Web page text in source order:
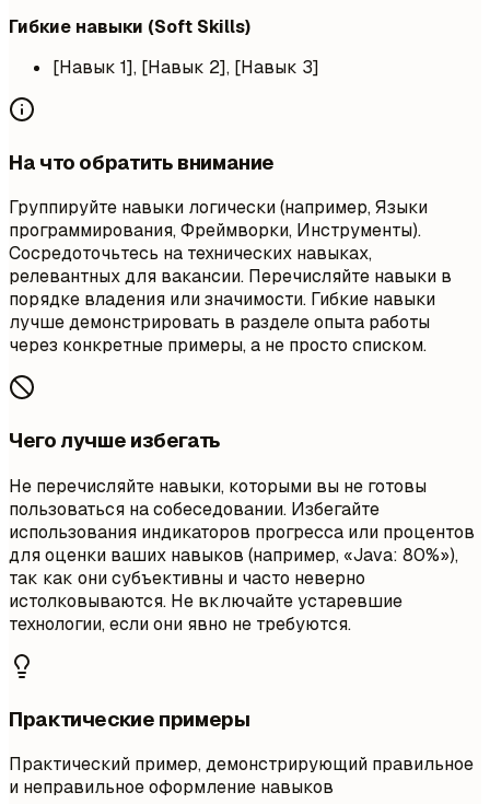
Гибкие навыки (Soft Skills)
[Навык 1], [Навык 2], [Навык 3]
На что обратить внимание
Группируйте навыки логически (например, Языки
программирования, Фреймворки, Инструменты).
Сосредоточьтесь на технических навыках,
релевантных для вакансии. Перечисляйте навыки в
порядке владения или значимости. Гибкие навыки
лучше демонстрировать в разделе опыта работы
через конкретные примеры, а не просто списком.
Чего лучше избегать
Не перечисляйте навыки, которыми вы не готовы
пользоваться на собеседовании. Избегайте
использования индикаторов прогресса или процентов
для оценки ваших навыков (например, «Java: 80%»),
так как они субъективны и часто неверно
истолковываются. Не включайте устаревшие
технологии, если они явно не требуются.
Практические примеры
Практический пример, демонстрирующий правильное
и неправильное оформление навыков